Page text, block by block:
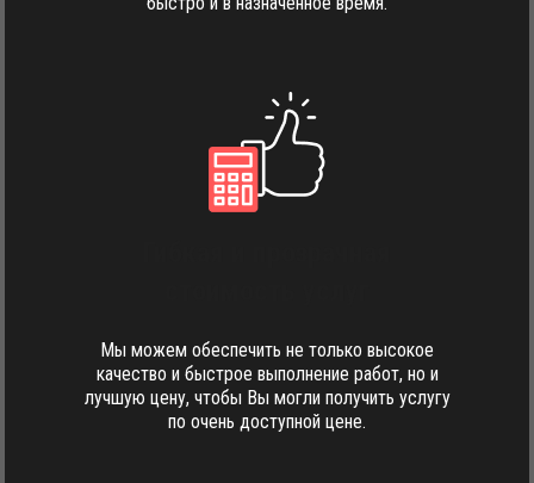
Мы можем обеспечить не только высокое
качество и быстрое выполнение работ, но и
лучшую цену, чтобы Вы могли получить услугу
по очень доступной цене.